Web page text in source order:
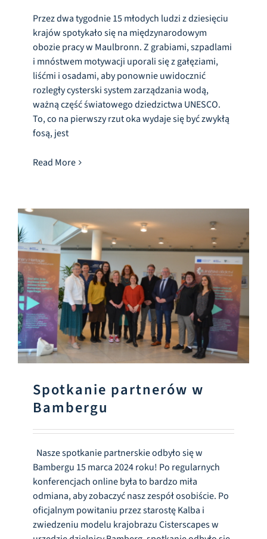
Przez dwa tygodnie 15 młodych ludzi z dziesięciu
krajów spotykało się na międzynarodowym
obozie pracy w Maulbronn. Z grabiami, szpadlami
i mnóstwem motywacji uporali się z gałęziami,
liśćmi i osadami, aby ponownie uwidocznić
rozległy cysterski system zarządzania wodą,
ważną część światowego dziedzictwa UNESCO.
To, co na pierwszy rzut oka wydaje się być zwykłą
fosą, jest
Read More
Spotkanie partnerów w
Bambergu
Nasze spotkanie partnerskie odbyło się w
Bambergu 15 marca 2024 roku! Po regularnych
konferencjach online była to bardzo miła
odmiana, aby zobaczyć nasz zespół osobiście. Po
oficjalnym powitaniu przez starostę Kalba i
zwiedzeniu modelu krajobrazu Cisterscapes w